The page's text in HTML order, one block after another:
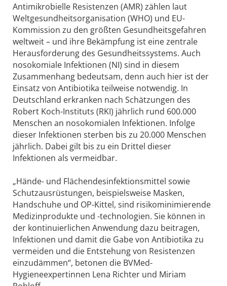
Antimikrobielle Resistenzen (AMR) zählen laut
Weltgesundheitsorganisation (WHO) und EU-
Kommission zu den größten Gesundheitsgefahren
weltweit – und ihre Bekämpfung ist eine zentrale
Herausforderung des Gesundheitssystems. Auch
nosokomiale Infektionen (NI) sind in diesem
Zusammenhang bedeutsam, denn auch hier ist der
Einsatz von Antibiotika teilweise notwendig. In
Deutschland erkranken nach Schätzungen des
Robert Koch-Instituts (RKI) jährlich rund 600.000
Menschen an nosokomialen Infektionen. Infolge
dieser Infektionen sterben bis zu 20.000 Menschen
jährlich. Dabei gilt bis zu ein Drittel dieser
Infektionen als vermeidbar.
„Hände- und Flächendesinfektionsmittel sowie
Schutzausrüstungen, beispielsweise Masken,
Handschuhe und OP-Kittel, sind risikominimierende
Medizinprodukte und -technologien. Sie können in
der kontinuierlichen Anwendung dazu beitragen,
Infektionen und damit die Gabe von Antibiotika zu
vermeiden und die Entstehung von Resistenzen
einzudämmen“, betonen die BVMed-
Hygieneexpertinnen Lena Richter und Miriam